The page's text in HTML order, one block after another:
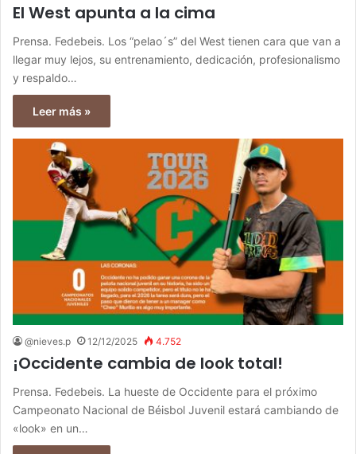
El West apunta a la cima
Prensa. Fedebeis. Los “pelao´s” del West tienen cara que van a
llegar muy lejos, su entrenamiento, dedicación, profesionalismo
y respaldo…
Leer más »
@nieves.p 12/12/2025 4.752
¡Occidente cambia de look total!
Prensa. Fedebeis. La hueste de Occidente para el próximo
Campeonato Nacional de Béisbol Juvenil estará cambiando de
«look» en un…